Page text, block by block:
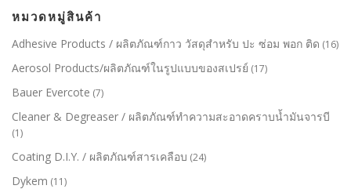
หมวดหมู่สินค้า
Adhesive Products / ผลิตภัณฑ์กาว วัสดุสำหรับ ปะ ซ่อม พอก ติด (16)
Aerosol Products/ผลิตภัณฑ์ในรูปแบบของสเปรย์ (17)
Bauer Evercote (7)
Cleaner & Degreaser / ผลิตภัณฑ์ทำความสะอาดคราบน้ำมันจารบี
(1)
Coating D.I.Y. / ผลิตภัณฑ์สารเคลือบ (24)
Dykem (11)